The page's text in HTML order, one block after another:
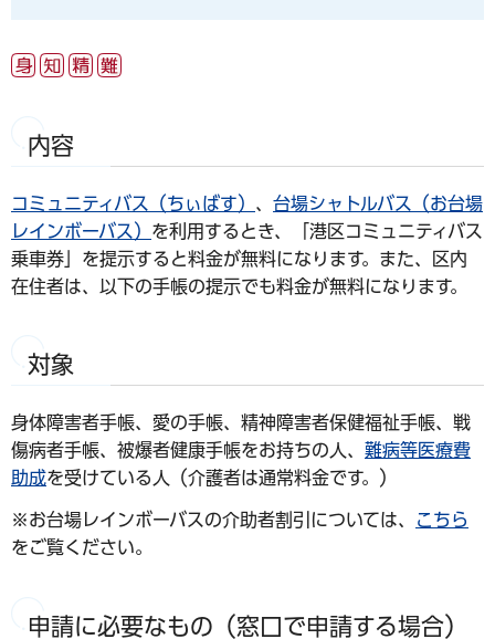
内容
コミュニティバス（ちぃばす） 、 台場シャトルバス（お台場
レインボーバス） を利用するとき、「港区コミュニティバス
乗車券」を提示すると料金が無料になります。また、区内
在住者は、以下の手帳の提示でも料金が無料になります。
対象
身体障害者手帳、愛の手帳、精神障害者保健福祉手帳、戦
傷病者手帳、被爆者健康手帳をお持ちの人、 難病等医療費
助成を受けている人（介護者は通常料金です。）
※お台場レインボーバスの介助者割引については、
こちら
をご覧ください。
申請に必要なもの（窓口で申請する場合）